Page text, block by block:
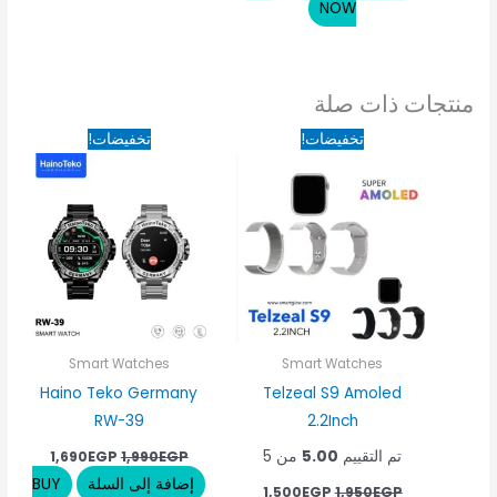
NOW
منتجات ذات صلة
تخفيضات!
Smart Watches
Telzeal S9 Amoled
2.2Inch
تم التقييم 5.00 من 5
1,950EGP
السعر
الأصلي
1,950EGP.
1,500EGP
تخفيضات!
Smart Watches
Haino Teko Germany
RW-39
1,990EGP
السعر
الأصلي
1,690EGP
الحالي
هو:
إضافة إلى السلة
BUY